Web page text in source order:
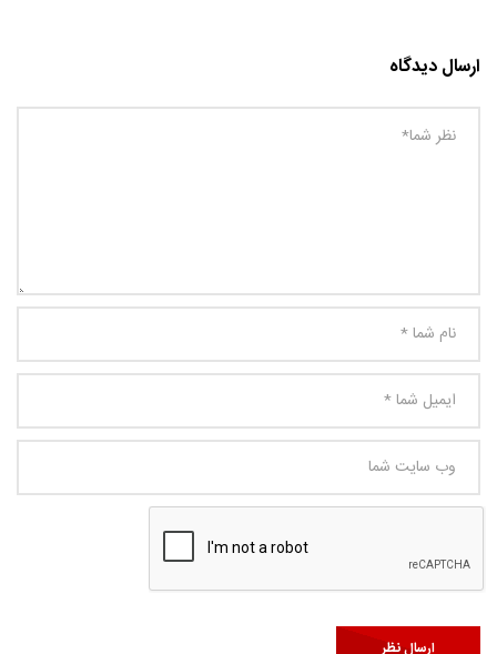
ارسال دیدگاه